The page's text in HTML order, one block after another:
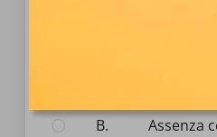
Che cosa indica un
B.